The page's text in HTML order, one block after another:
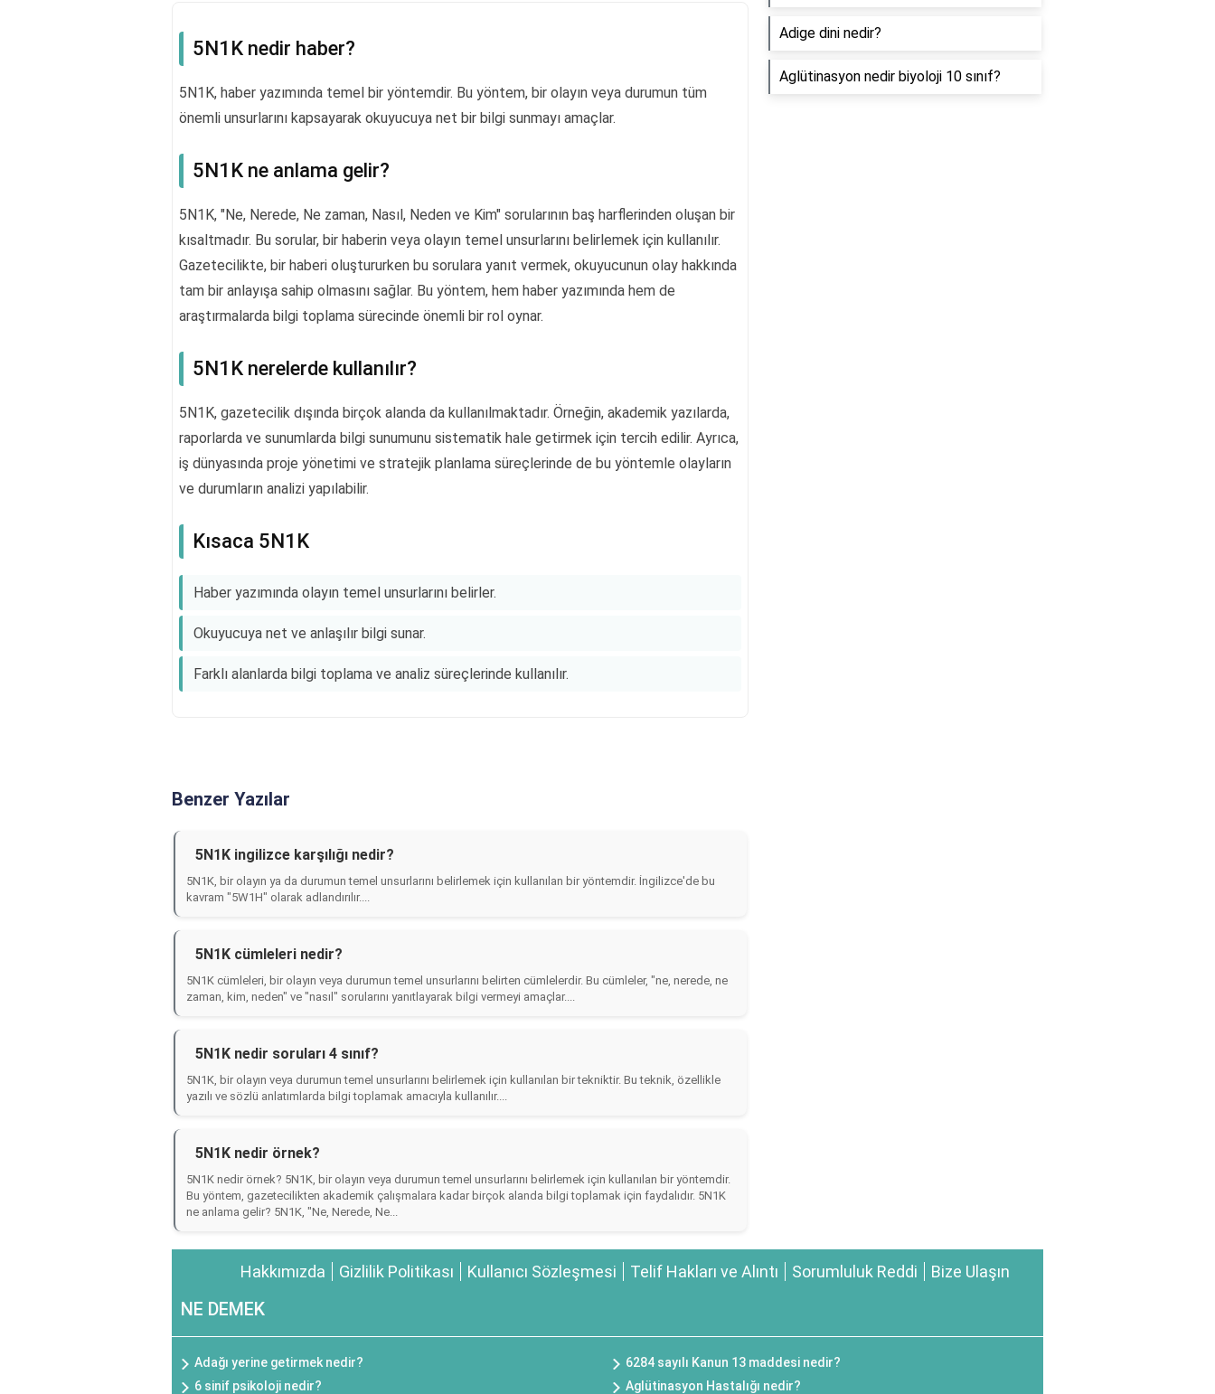
5N1K nedir haber?
5N1K, haber yazımında temel bir yöntemdir. Bu yöntem, bir olayın veya durumun tüm
önemli unsurlarını kapsayarak okuyucuya net bir bilgi sunmayı amaçlar.
5N1K ne anlama gelir?
5N1K, "Ne, Nerede, Ne zaman, Nasıl, Neden ve Kim" sorularının baş harflerinden oluşan bir
kısaltmadır. Bu sorular, bir haberin veya olayın temel unsurlarını belirlemek için kullanılır.
Gazetecilikte, bir haberi oluştururken bu sorulara yanıt vermek, okuyucunun olay hakkında
tam bir anlayışa sahip olmasını sağlar. Bu yöntem, hem haber yazımında hem de
araştırmalarda bilgi toplama sürecinde önemli bir rol oynar.
5N1K nerelerde kullanılır?
5N1K, gazetecilik dışında birçok alanda da kullanılmaktadır. Örneğin, akademik yazılarda,
raporlarda ve sunumlarda bilgi sunumunu sistematik hale getirmek için tercih edilir. Ayrıca,
iş dünyasında proje yönetimi ve stratejik planlama süreçlerinde de bu yöntemle olayların
ve durumların analizi yapılabilir.
Kısaca 5N1K
Haber yazımında olayın temel unsurlarını belirler.
Okuyucuya net ve anlaşılır bilgi sunar.
Farklı alanlarda bilgi toplama ve analiz süreçlerinde kullanılır.
Benzer Yazılar
5N1K ingilizce karşılığı nedir?
5N1K, bir olayın ya da durumun temel unsurlarını belirlemek için kullanılan bir yöntemdir. İngilizce'de bu
kavram "5W1H" olarak adlandırılır....
5N1K cümleleri nedir?
5N1K cümleleri, bir olayın veya durumun temel unsurlarını belirten cümlelerdir. Bu cümleler, "ne, nerede, ne
zaman, kim, neden" ve "nasıl" sorularını yanıtlayarak bilgi vermeyi amaçlar....
5N1K nedir soruları 4 sınıf?
5N1K, bir olayın veya durumun temel unsurlarını belirlemek için kullanılan bir tekniktir. Bu teknik, özellikle
yazılı ve sözlü anlatımlarda bilgi toplamak amacıyla kullanılır....
5N1K nedir örnek?
5N1K nedir örnek? 5N1K, bir olayın veya durumun temel unsurlarını belirlemek için kullanılan bir yöntemdir.
Bu yöntem, gazetecilikten akademik çalışmalara kadar birçok alanda bilgi toplamak için faydalıdır. 5N1K
ne anlama gelir? 5N1K, "Ne, Nerede, Ne...
Adige dini nedir?
Aglütinasyon nedir biyoloji 10 sınıf?
Hakkımızda Gizlilik Politikası Kullanıcı Sözleşmesi Telif Hakları ve Alıntı Sorumluluk Reddi Bize Ulaşın
NE DEMEK
Adağı yerine getirmek nedir?
6284 sayılı Kanun 13 maddesi nedir?
6 sinif psikoloji nedir?
Aglütinasyon Hastalığı nedir?